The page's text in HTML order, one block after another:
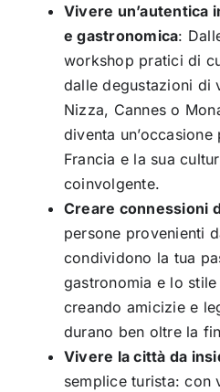
Vivere un’autentica
e gastronomica:
workshop pratici di
dalle degustazioni di
Nizza, Cannes o
diventa
Francia e la sua
coinvolgente.
Creare connessioni
persone provenienti
condividono la tua
gastronomia e lo
creando amicizie e
durano ben oltre la
Vivere la città da
semplice turista: con